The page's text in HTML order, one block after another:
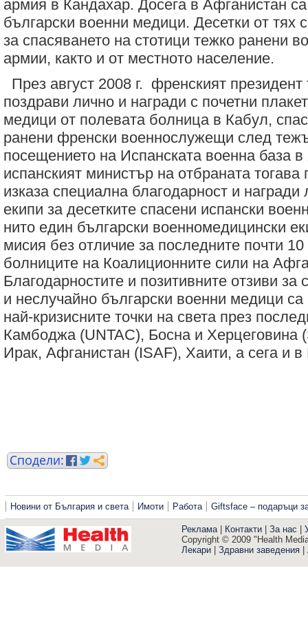
армия в Кандахар. Досега в Афганистан
български военни медици. Десетки от тях
за спасяването на стотици тежко ранени
армии, както и от местното население.
През август 2008 г. френският
поздрави лично и награди с почетни
медици от полевата болница в Кабул,
ранени френски военнослужещи след
посещението на Испанската военна база
испанският министър на отбраната
изказа специална благодарност и награди
екипи за десетките спасени испански
нито един български военномедицински
мисия без отличие за последните почти 10
болниците на Коалиционните сили на
Благодарностите и позитивните отзиви
и неслучайно български военни медици
най-кризисните точки на света през
Камбоджа (UNTAC), Босна и Херцеговина
Ирак, Афганистан (ISAF), Хаити, а сега и
Новини от България и света Имоти Работа Giftsface – подаръци
Реклама| Контакти За нас
Copyright © 2009 "Health
Лекари
Здравни заведения